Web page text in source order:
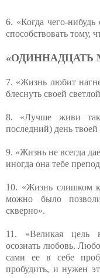
6. «Когда чего-нибудь
способствовать тому,
«ОДИННАДЦАТЬ
7. «Жизнь любит
блеснуть своей
8. «Лучше живи
последний) день
9. «Жизнь не всегда
иногда она тебе
10. «Жизнь слишком
можно было
скверно».
11. «Великая цель
осознать любовь.
сами ее в себе
пробудить, и нужен